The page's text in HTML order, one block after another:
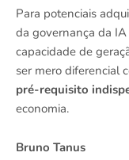
Para potenciais
da governança da
capacidade de
ser mero diferencial
pré-requisito
economia.
Bruno Tanus